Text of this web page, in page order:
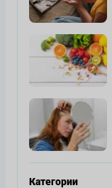
Категории